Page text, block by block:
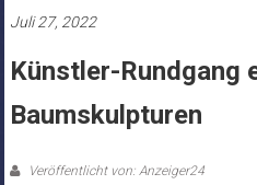
Juli 27, 2022
Künstler-Rundgang
Baumskulpturen
Veröffentlicht von: Anzeiger24